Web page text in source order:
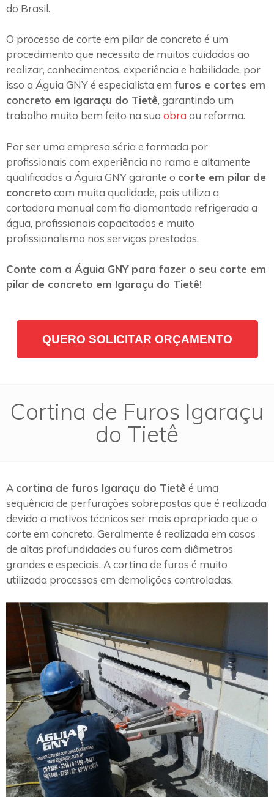
do Brasil.
O processo de corte em pilar de concreto é um
procedimento que necessita de muitos cuidados ao
realizar, conhecimentos, experiência e habilidade, por
isso a Águia GNY é especialista em furos e cortes em
concreto em Igaraçu do Tietê, garantindo um
trabalho muito bem feito na sua obra ou reforma.
Por ser uma empresa séria e formada por
profissionais com experiência no ramo e altamente
qualificados a Águia GNY garante o corte em pilar de
concreto com muita qualidade, pois utiliza a
cortadora manual com fio diamantada refrigerada a
água, profissionais capacitados e muito
profissionalismo nos serviços prestados.
Conte com a Águia GNY para fazer o seu corte em
pilar de concreto em Igaraçu do Tietê!
QUERO SOLICITAR ORÇAMENTO
Cortina de Furos Igaraçu
do Tietê
A cortina de furos Igaraçu do Tietê é uma
sequência de perfurações sobrepostas que é realizada
devido a motivos técnicos ser mais apropriada que o
corte em concreto. Geralmente é realizada em casos
de altas profundidades ou furos com diâmetros
grandes e especiais. A cortina de furos é muito
utilizada processos em demolições controladas.